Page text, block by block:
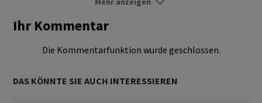
Ihr Kommentar
Die Kommentarfunktion wurde geschlossen.
DAS KÖNNTE SIE AUCH INTERESSIEREN